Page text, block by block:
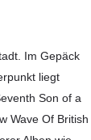
Im Gepäck
liegt
Son of a
Wave Of British